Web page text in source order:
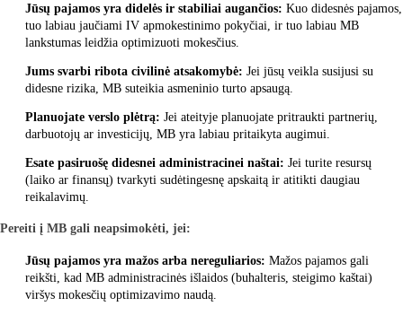
Jūsų pajamos yra didelės ir stabiliai augančios: Kuo didesnės pajamos,
tuo labiau jaučiami IV apmokestinimo pokyčiai, ir tuo labiau MB
lankstumas leidžia optimizuoti mokesčius.
Jums svarbi ribota civilinė atsakomybė: Jei jūsų veikla susijusi su
didesne rizika, MB suteikia asmeninio turto apsaugą.
Planuojate verslo plėtrą: Jei ateityje planuojate pritraukti partnerių,
darbuotojų ar investicijų, MB yra labiau pritaikyta augimui.
Esate pasiruošę didesnei administracinei naštai: Jei turite resursų
(laiko ar finansų) tvarkyti sudėtingesnę apskaitą ir atitikti daugiau
reikalavimų.
Pereiti į MB gali neapsimokėti, jei:
Jūsų pajamos yra mažos arba nereguliarios: Mažos pajamos gali
reikšti, kad MB administracinės išlaidos (buhalteris, steigimo kaštai)
viršys mokesčių optimizavimo naudą.